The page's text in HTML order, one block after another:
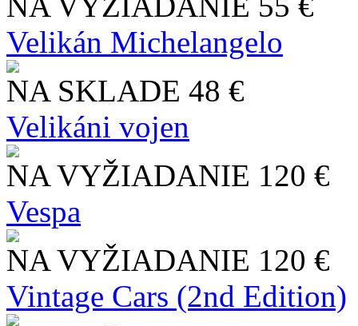
Velikán Michelangelo
NA SKLADE 48 €
Velikáni vojen
NA VYŽIADANIE 120 €
Vespa
NA VYŽIADANIE 120 €
Vintage Cars (2nd Edition)